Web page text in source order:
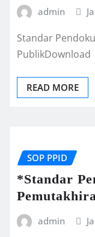
admin
Standar
PublikDownload
READ MORE
SOP PPID
*Standar
admin